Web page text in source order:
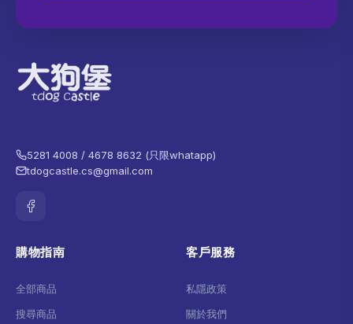
5281 4008 / 4678 8632 (只限whatapp)
tdogcastle.cs@gmail.com
購物指南
全部商品
搜尋商品
客戶服務
私隱政策
關於我們